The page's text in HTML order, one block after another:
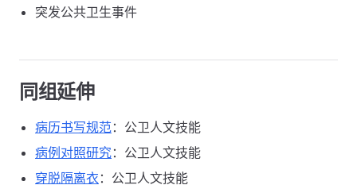
突发公共卫生事件
同组延伸
病历书写规范：公卫人文技能
病例对照研究：公卫人文技能
穿脱隔离衣 ：公卫人文技能